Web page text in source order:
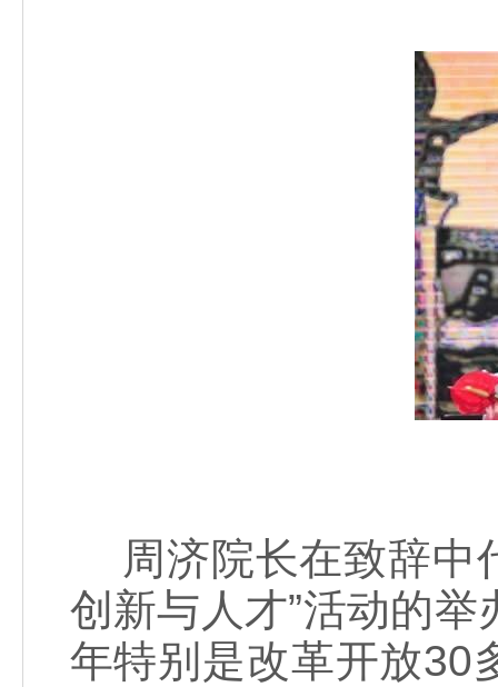
周济院长在致辞中
创新与人才”活动的
年特别是改革开放30